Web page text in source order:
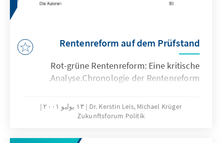
Rentenreform auf dem Prüfstand
Rot-grüne Rentenreform: Eine kritische
Analyse.Chronologie der Rentenreform.
Dr. Kerstin Leis, Michael Krüger
١٣ يوليو ٢٠٠١
Zukunftsforum Politik